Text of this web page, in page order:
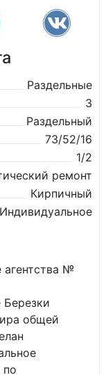
Раздельные
3
Раздельный
73/52/16
1/2
ремонт
Кирпичный
Индивидуальное
агентства №
Березки
общей
по